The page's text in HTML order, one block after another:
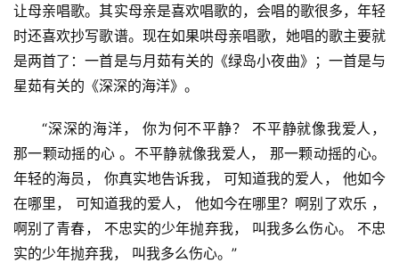
让母亲唱歌。其实母亲是喜欢唱歌的，会唱的歌很多，年轻
时还喜欢抄写歌谱。现在如果哄母亲唱歌，她唱的歌主要就
是两首了：一首是与月茹有关的《绿岛小夜曲》；一首是与
星茹有关的《深深的海洋》。
“深深的海洋， 你为何不平静？ 不平静就像我爱人，
那一颗动摇的心 。不平静就像我爱人， 那一颗动摇的心。
年轻的海员， 你真实地告诉我， 可知道我的爱人， 他如今
在哪里， 可知道我的爱人， 他如今在哪里？啊别了欢乐 ，
啊别了青春， 不忠实的少年抛弃我， 叫我多么伤心。 不忠
实的少年抛弃我， 叫我多么伤心。”